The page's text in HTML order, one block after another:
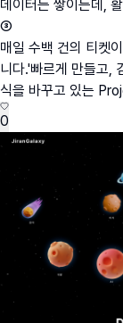
데이터는 쌓이는데,
③
매일 수백 건의 티켓
니다.'빠르게 만들고,
식을 바꾸고 있는
0